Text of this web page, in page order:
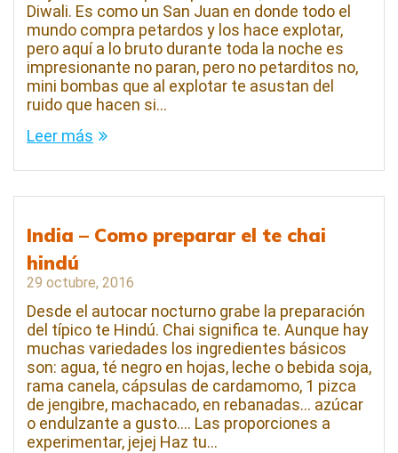
Diwali. Es como un San Juan en donde todo el
mundo compra petardos y los hace explotar,
pero aquí a lo bruto durante toda la noche es
impresionante no paran, pero no petarditos no,
mini bombas que al explotar te asustan del
ruido que hacen si…
Leer más
India – Como preparar el te chai
hindú
29 octubre, 2016
Desde el autocar nocturno grabe la preparación
del típico te Hindú. Chai significa te. Aunque hay
muchas variedades los ingredientes básicos
son: agua, té negro en hojas, leche o bebida soja,
rama canela, cápsulas de cardamomo, 1 pizca
de jengibre, machacado, en rebanadas… azúcar
o endulzante a gusto…. Las proporciones a
experimentar, jejej Haz tu…